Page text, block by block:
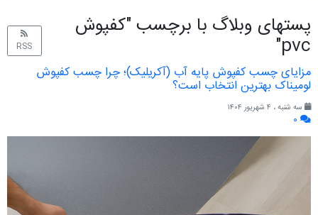
پست‎های وبلاگ با برچسب "کفپوش
pvc"
RSS
مزایای چسب کفپوش پایه آب (آکریلیک)؛ چرا چسب کفپوش
لومیناک بهترین انتخاب است؟
سه شنبه ، ۴ شهریور ۱۴۰۴
۰